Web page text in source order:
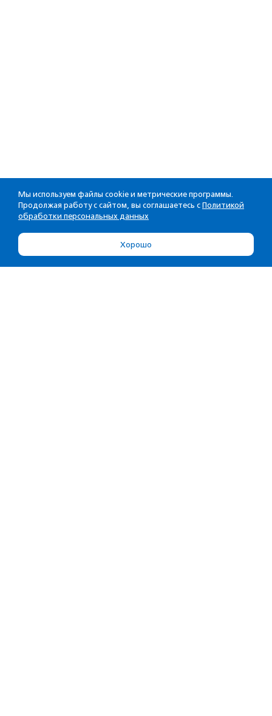
Мы используем файлы cookie и метрические программы.
Продолжая работу с сайтом, вы соглашаетесь с Политикой
обработки персональных данных
Хорошо